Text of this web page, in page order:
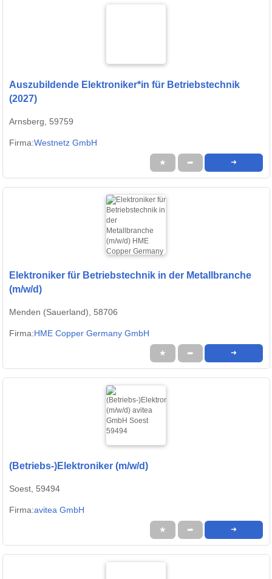
Auszubildende Elektroniker*in für Betriebstechnik
(2027)
Arnsberg, 59759
Firma:Westnetz GmbH
★ ➦ ➜
Elektroniker für Betriebstechnik in der Metallbranche
(m/w/d)
Menden (Sauerland), 58706
Firma:HME Copper Germany GmbH
★ ➦ ➜
(Betriebs-)Elektroniker (m/w/d)
Soest, 59494
Firma:avitea GmbH
★ ➦ ➜